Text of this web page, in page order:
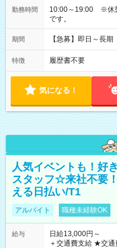
勤務時間
10:00～19:00 ※休
です。
期間 【急募】即日～長期
特徴 履歴書不要
気になる！
人気イベントも！好
スタッフ☆来社不要
える日払い/T1
アルバイト 職種未経験OK
給与
日給13,000円～
＋交通費支給 ★交通費全額支給！ ┗案件により規定あり ★日払